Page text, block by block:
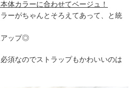
体カラーに合わせてベージュ！
ーがちゃんとそろえてあって、と統
アップ◎
須なのでストラップもかわいいのは